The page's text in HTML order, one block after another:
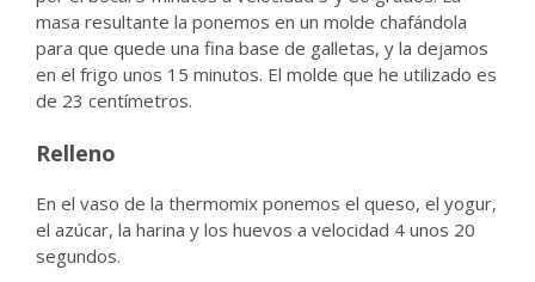
masa resultante la ponemos en un molde chafándola
para que quede una fina base de galletas, y la dejamos
en el frigo unos 15 minutos. El molde que he utilizado es
de 23 centímetros.
Relleno
En el vaso de la thermomix ponemos el queso, el yogur,
el azúcar, la harina y los huevos a velocidad 4 unos 20
segundos.